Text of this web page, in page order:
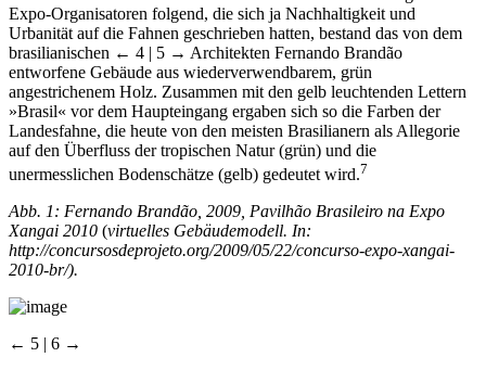
Expo-Organisatoren folgend, die sich ja Nachhaltigkeit und
Urbanität auf die Fahnen geschrieben hatten, bestand das von dem
brasilianischen ← 4 | 5 → Architekten Fernando Brandão
entworfene Gebäude aus wiederverwendbarem, grün
angestrichenem Holz. Zusammen mit den gelb leuchtenden Lettern
»Brasil« vor dem Haupteingang ergaben sich so die Farben der
Landesfahne, die heute von den meisten Brasilianern als Allegorie
auf den Überfluss der tropischen Natur (grün) und die
unermesslichen Bodenschätze (gelb) gedeutet wird.7
Abb. 1: Fernando Brandão, 2009, Pavilhão Brasileiro na Expo
Xangai 2010 (virtuelles Gebäudemodell. In:
http://concursosdeprojeto.org/2009/05/22/concurso-expo-xangai-
2010-br/).
← 5 | 6 →